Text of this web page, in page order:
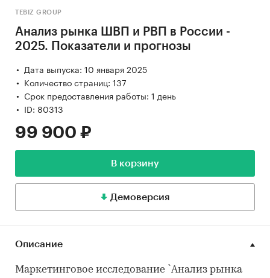
TEBIZ GROUP
Анализ рынка ШВП и РВП в России -
2025. Показатели и прогнозы
Дата выпуска: 10 января 2025
Количество страниц: 137
Срок предоставления работы: 1 день
ID: 80313
99 900 ₽
В корзину
Демоверсия
Описание
Маркетинговое исследование `Анализ рынка